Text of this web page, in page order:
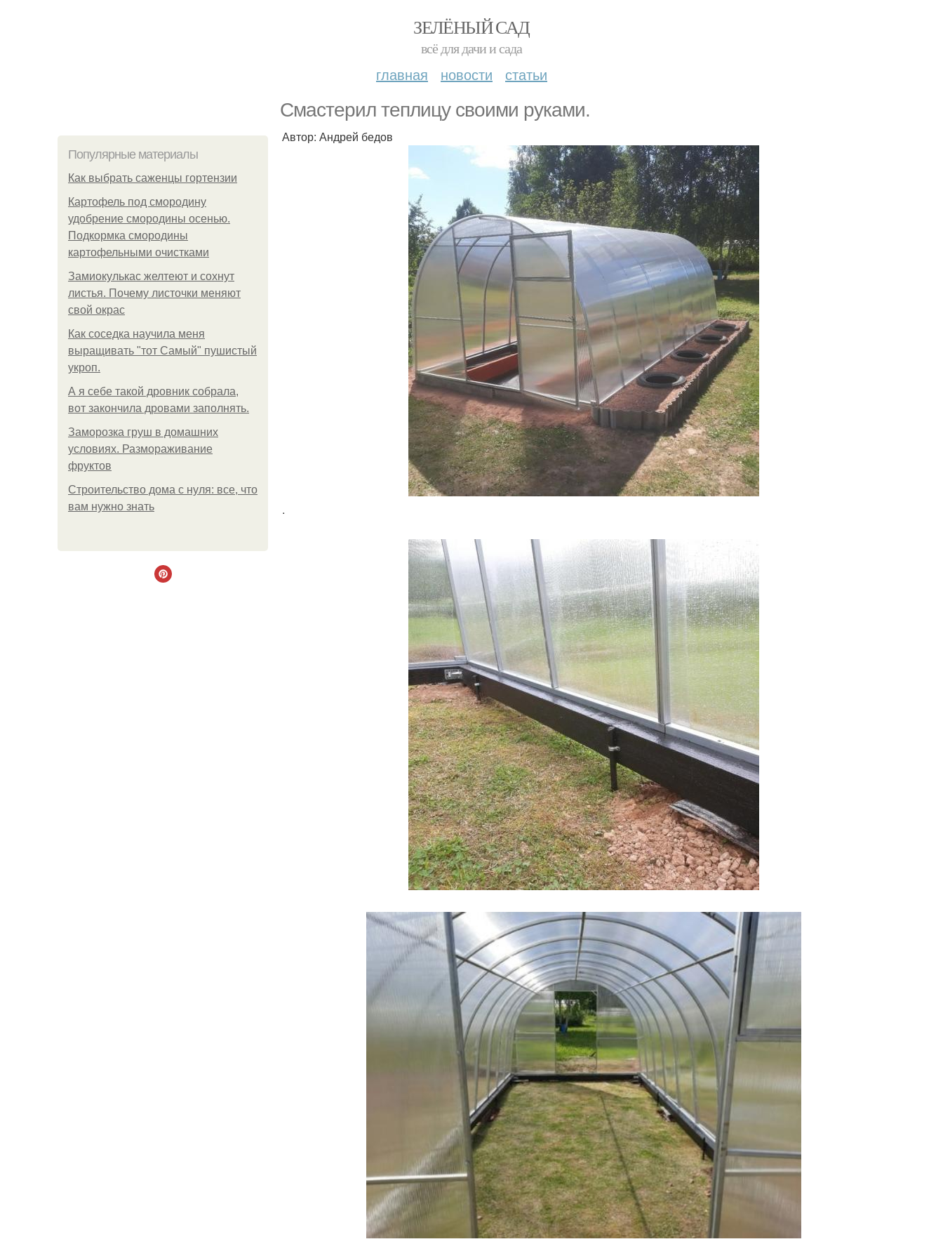
ЗЕЛЁНЫЙ САД
всё для дачи и сада
главная новости статьи
Смастерил теплицу своими руками.
Популярные материалы
Как выбрать саженцы гортензии
Картофель под смородину
удобрение смородины осенью.
Подкормка смородины
картофельными очистками
Замиокулькас желтеют и сохнут
листья. Почему листочки меняют
свой окрас
Как соседка научила меня
выращивать "тот Самый" пушистый
укроп.
А я себе такой дровник собрала,
вот закончила дровами заполнять.
Заморозка груш в домашних
условиях. Размораживание
фруктов
Строительство дома с нуля: все, что
вам нужно знать
Автор: Андрей бедов
.